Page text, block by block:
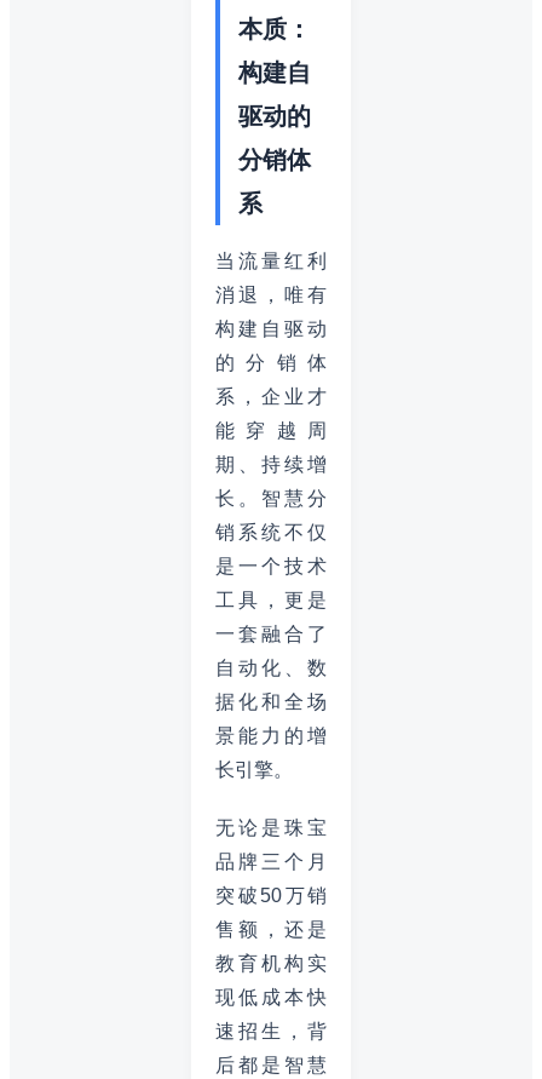
本质：
构建自
驱动的
分销体
系
当流量红利
消退，唯有
构建自驱动
的分销体
系，企业才
能穿越周
期、持续增
长。智慧分
销系统不仅
是一个技术
工具，更是
一套融合了
自动化、数
据化和全场
景能力的增
长引擎。
无论是珠宝
品牌三个月
突破50万销
售额，还是
教育机构实
现低成本快
速招生，背
后都是智慧